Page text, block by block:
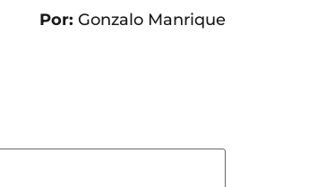
Por: Gonzalo Manrique